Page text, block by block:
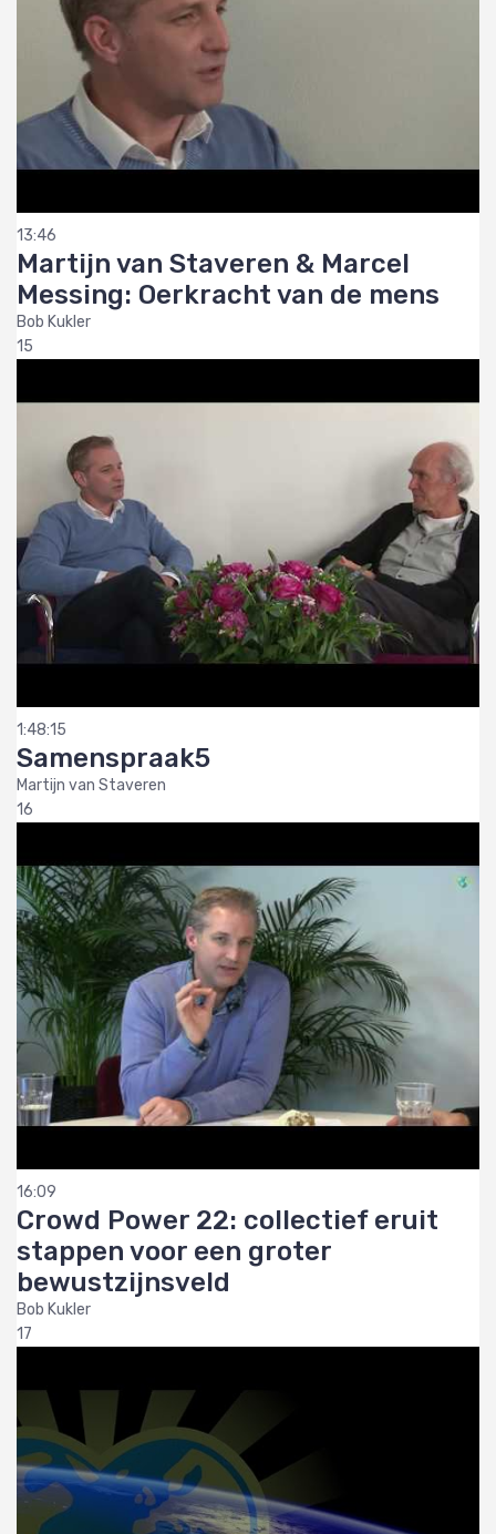
13:46
Martijn van Staveren & Marcel
Messing: Oerkracht van de mens
Bob Kukler
15
1:48:15
Samenspraak5
Martijn van Staveren
16
16:09
Crowd Power 22: collectief eruit
stappen voor een groter
bewustzijnsveld
Bob Kukler
17